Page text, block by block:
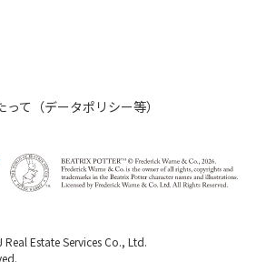
て（データポリシー等）
Real Estate Services Co., Ltd.